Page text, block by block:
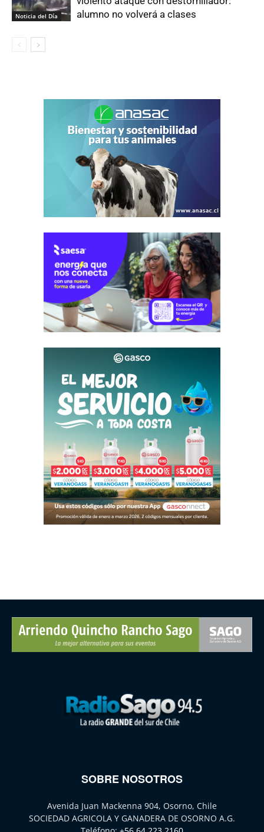
Noticia del Día
alumno no volverá a clases
SOBRE NOSOTROS
Avenida Juan Mackenna 904, Osorno, Chile
SOCIEDAD AGRICOLA Y GANADERA DE OSORNO A.G.